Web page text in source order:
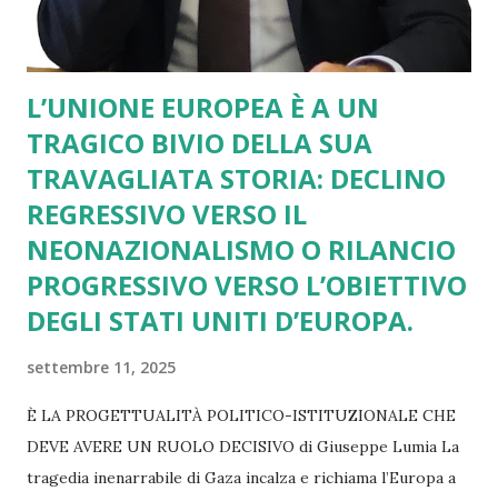
L’UNIONE EUROPEA È A UN
TRAGICO BIVIO DELLA SUA
TRAVAGLIATA STORIA: DECLINO
REGRESSIVO VERSO IL
NEONAZIONALISMO O RILANCIO
PROGRESSIVO VERSO L’OBIETTIVO
DEGLI STATI UNITI D’EUROPA.
settembre 11, 2025
È LA PROGETTUALITÀ POLITICO-ISTITUZIONALE CHE
DEVE AVERE UN RUOLO DECISIVO di Giuseppe Lumia La
tragedia inenarrabile di Gaza incalza e richiama l’Europa a